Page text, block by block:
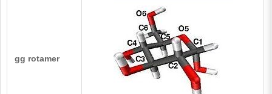
gg rotamer